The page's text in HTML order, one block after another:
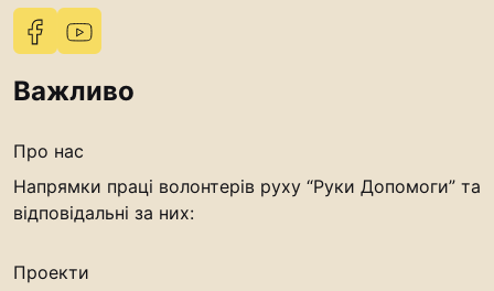
Важливо
Про нас
Напрямки праці волонтерів руху “Руки Допомоги” та
відповідальні за них:
Проекти